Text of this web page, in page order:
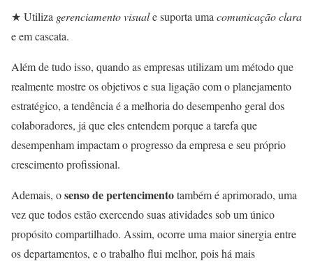
★ Utiliza gerenciamento visuale suporta uma comunicação clara
e em cascata.
Além de tudo isso, quando as empresas utilizam um método que
realmente mostre os objetivos e sua ligação com o planejamento
estratégico, a tendência é a melhoria do desempenho geral dos
colaboradores, já que eles entendem porque a tarefa que
desempenham impactam o progresso da empresa e seu próprio
crescimento profissional.
Ademais, osenso de pertencimentotambém é aprimorado, uma
vez que todos estão exercendo suas atividades sob um único
propósito compartilhado. Assim, ocorre uma maior sinergia entre
os departamentos, e o trabalho flui melhor, pois há mais